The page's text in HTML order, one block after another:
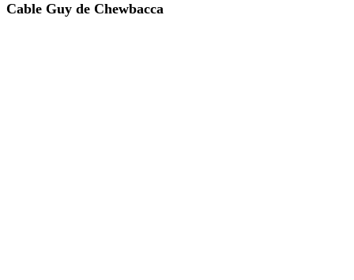
Cable Guy de Chewbacca